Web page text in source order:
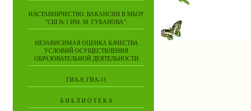
НАСТАВНИЧЕСТВО. ВАКАНСИИ В МБОУ
"СШ № 1 ИМ. М. ГУБАНОВА":
НЕЗАВИСИМАЯ ОЦЕНКА КАЧЕСТВА
УСЛОВИЙ ОСУЩЕСТВЛЕНИЯ
ОБРАЗОВАТЕЛЬНОЙ ДЕЯТЕЛЬНОСТИ
ГИА-9, ГИА-11
Б И Б Л И О Т Е К А